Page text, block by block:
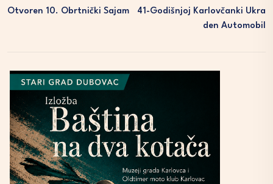
Otvoren 10. Obrtnički Sajam
41-Godišnjoj Karlovčanki Ukra
Den Automobil